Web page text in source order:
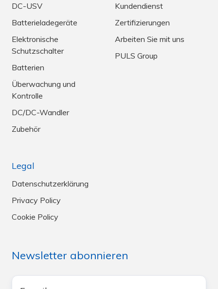
DC-USV
Batterieladegeräte
Elektronische
Schutzschalter
Batterien
Überwachung und
Kontrolle
DC/DC-Wandler
Zubehör
Kundendienst
Zertifizierungen
Arbeiten Sie mit uns
PULS Group
Legal
Datenschutzerklärung
Privacy Policy
Cookie Policy
Newsletter abonnieren